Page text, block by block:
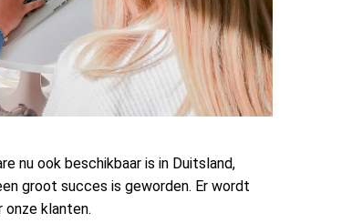
nu ook beschikbaar is in Duitsland,
groot succes is geworden. Er wordt
onze klanten.